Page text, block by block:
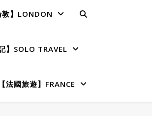
敦】LONDON
】SOLO TRAVEL
【法國旅遊】FRANCE